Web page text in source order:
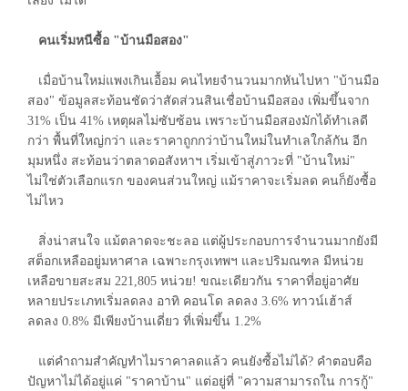
คนเริ่มหนีซื้อ "บ้านมือสอง"
เมื่อบ้านใหม่แพงเกินเอื้อม คนไทยจำนวนมากหันไปหา "บ้านมือ
สอง" ข้อมูลสะท้อนชัดว่าสัดส่วนสินเชื่อบ้านมือสอง เพิ่มขึ้นจาก
31% เป็น 41% เหตุผลไม่ซับซ้อน เพราะบ้านมือสองมักได้ทำเลดี
กว่า พื้นที่ใหญ่กว่า และราคาถูกกว่าบ้านใหม่ในทำเลใกล้กัน อีก
มุมหนึ่ง สะท้อนว่าตลาดอสังหาฯ เริ่มเข้าสู่ภาวะที่ "บ้านใหม่"
ไม่ใช่ตัวเลือกแรก ของคนส่วนใหญ่ แม้ราคาจะเริ่มลด คนก็ยังซื้อ
ไม่ไหว
สิ่งน่าสนใจ แม้ตลาดจะชะลอ แต่ผู้ประกอบการจำนวนมากยังมี
สต็อกเหลืออยู่มหาศาล เฉพาะกรุงเทพฯ และปริมณฑล มีหน่วย
เหลือขายสะสม 221,805 หน่วย! ขณะเดียวกัน ราคาที่อยู่อาศัย
หลายประเภทเริ่มลดลง อาทิ คอนโด ลดลง 3.6% ทาวน์เฮ้าส์
ลดลง 0.8% มีเพียงบ้านเดี่ยว ที่เพิ่มขึ้น 1.2%
แต่คำถามสำคัญทำไมราคาลดแล้ว คนยังซื้อไม่ได้? คำตอบคือ
ปัญหาไม่ได้อยู่แค่ "ราคาบ้าน" แต่อยู่ที่ "ความสามารถใน การกู้"